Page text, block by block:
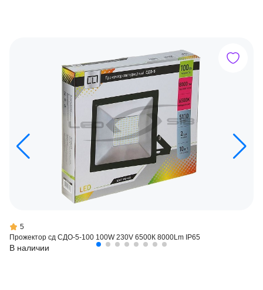
5
Прожектор сд СДО-5-100 100W 230V 6500К 8000Lm IP65
В наличии